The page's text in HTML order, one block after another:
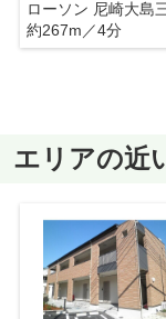
約267m／4分
エリアの近